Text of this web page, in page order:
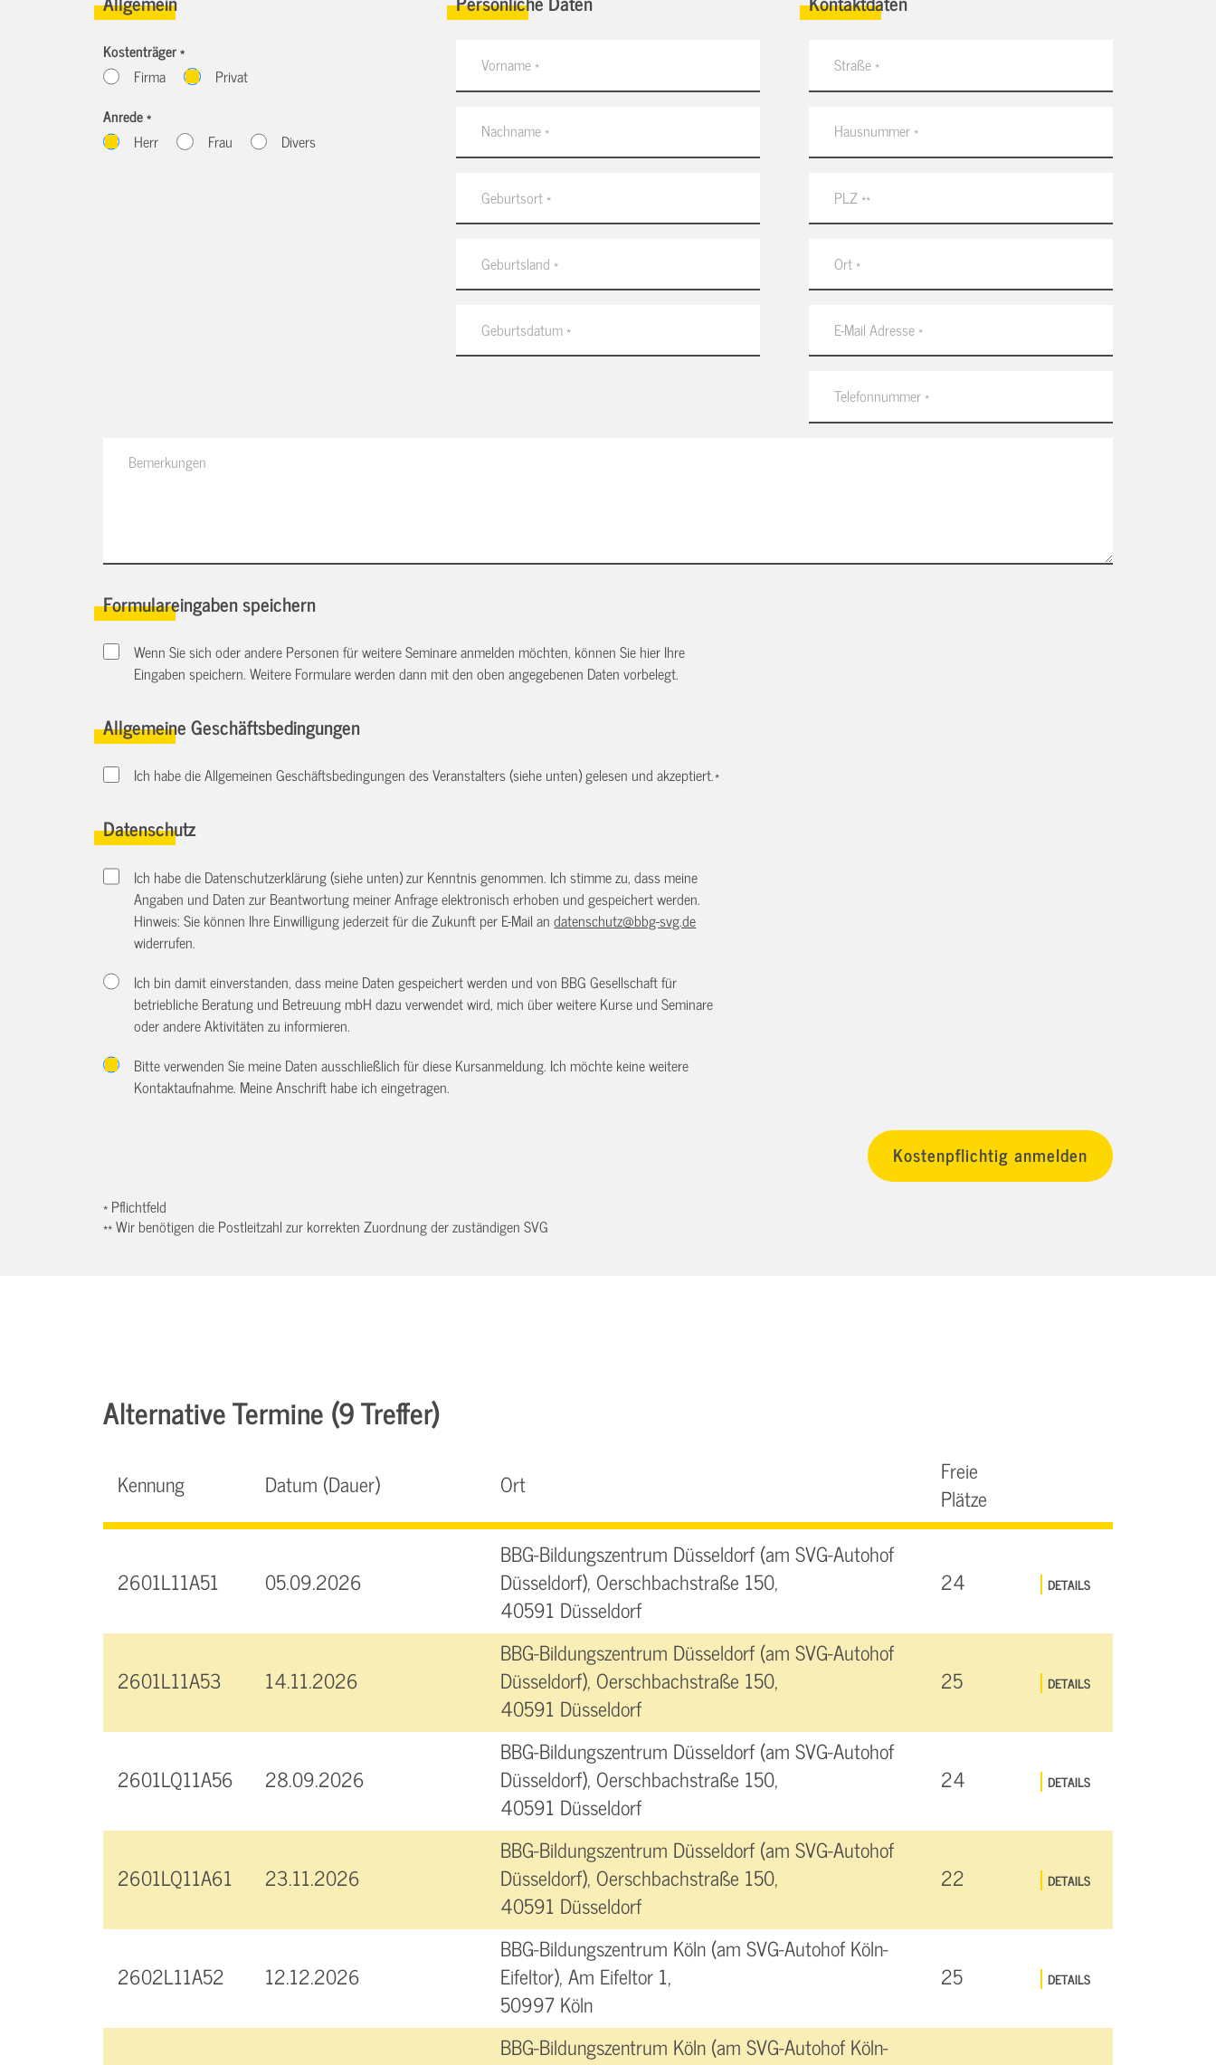
Kostenträger *
Firma
Privat
Anrede *
Herr
Frau Divers
Formulareingaben speichern
Wenn Sie sich oder andere Personen für weitere Seminare anmelden möchten, können Sie hier Ihre
Eingaben speichern. Weitere Formulare werden dann mit den oben angegebenen Daten vorbelegt.
Allgemeine Geschäftsbedingungen
Ich habe die Allgemeinen Geschäftsbedingungen des Veranstalters (siehe unten) gelesen und akzeptiert.*
Datenschutz
Ich habe die Datenschutzerklärung (siehe unten) zur Kenntnis genommen. Ich stimme zu, dass meine
Angaben und Daten zur Beantwortung meiner Anfrage elektronisch erhoben und gespeichert werden.
Hinweis: Sie können Ihre Einwilligung jederzeit für die Zukunft per E-Mail andatenschutz@bbg-svg.de
widerrufen.
Ich bin damit einverstanden, dass meine Daten gespeichert werden und von BBG Gesellschaft für
betriebliche Beratung und Betreuung mbH dazu verwendet wird, mich über weitere Kurse und Seminare
oder andere Aktivitäten zu informieren.
Bitte verwenden Sie meine Daten ausschließlich für diese Kursanmeldung. Ich möchte keine weitere
Kontaktaufnahme. Meine Anschrift habe ich eingetragen.
* Pflichtfeld
** Wir benötigen die Postleitzahl zur korrekten Zuordnung der zuständigen SVG
Alternative Termine (9 Treffer)
Kennung Datum (Dauer) Ort
Freie
Plätze
2601L11A51 05.09.2026
BBG-Bildungszentrum Düsseldorf (am SVG-Autohof
Düsseldorf), Oerschbachstraße 150,
40591 Düsseldorf
24 DETAILS
2601L11A53 14.11.2026
BBG-Bildungszentrum Düsseldorf (am SVG-Autohof
Düsseldorf), Oerschbachstraße 150,
40591 Düsseldorf
25 DETAILS
2601LQ11A56 28.09.2026
BBG-Bildungszentrum Düsseldorf (am SVG-Autohof
Düsseldorf), Oerschbachstraße 150,
40591 Düsseldorf
24 DETAILS
2601LQ11A61 23.11.2026
BBG-Bildungszentrum Düsseldorf (am SVG-Autohof
Düsseldorf), Oerschbachstraße 150,
40591 Düsseldorf
22 DETAILS
2602L11A52 12.12.2026
BBG-Bildungszentrum Köln (am SVG-Autohof Köln-
Eifeltor), Am Eifeltor 1,
50997 Köln
25 DETAILS
BBG-Bildungszentrum Köln (am SVG-Autohof Köln-